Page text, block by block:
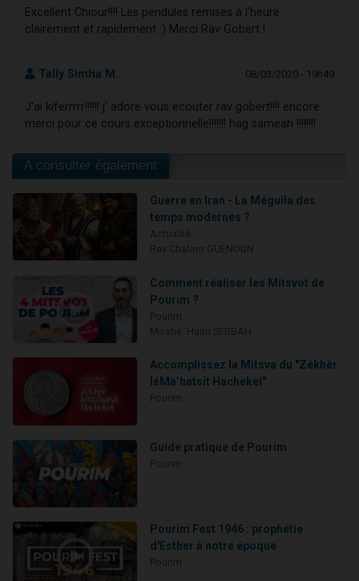
Excellent Chiour!!!! Les pendules remises à l'heure
clairement et rapidement :) Merci Rav Gobert !
Tally Simha M. 08/03/2020 - 19h49
J'ai kiferrrrr!!!!!! j' adore vous écouter rav gobert!!!! encore
merci pour ce cours exceptionnelle!!!!!!! hag sameah !!!!!!!!
A consulter également
Guerre en Iran - La Méguila des
temps modernes ?
Comment réaliser les Mitsvot de
Pourim ?
Accomplissez la Mitsva du "Zékhèr
léMa’hatsit Hachekel"
Guide pratique de Pourim
Pourim Fest 1946 : prophétie
d'Esther à notre époque